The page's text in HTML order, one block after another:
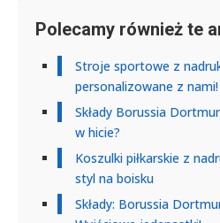
Polecamy również te
Stroje sportowe z
personalizowane z nami!
Składy Borussia
w hicie?
Koszulki piłkarskie z
styl na boisku
Składy: Borussia